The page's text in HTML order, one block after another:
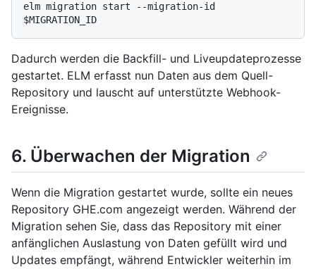
elm migration start --migration-id
Dadurch werden die Backfill- und Liveupdateprozesse
gestartet. ELM erfasst nun Daten aus dem Quell-
Repository und lauscht auf unterstützte Webhook-
Ereignisse.
6. Überwachen der Migration
Wenn die Migration gestartet wurde, sollte ein neues
Repository GHE.com angezeigt werden. Während der
Migration sehen Sie, dass das Repository mit einer
anfänglichen Auslastung von Daten gefüllt wird und
Updates empfängt, während Entwickler weiterhin im